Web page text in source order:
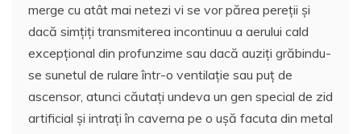
merge cu atât mai netezi vi se vor părea pereții și
dacă simțiți transmiterea incontinuu a aerului cald
excepțional din profunzime sau dacă auziți grăbindu-
se sunetul de rulare într-o ventilație sau puț de
ascensor, atunci căutați undeva un gen special de zid
artificial și intrați în caverna pe o ușă facuta din metal